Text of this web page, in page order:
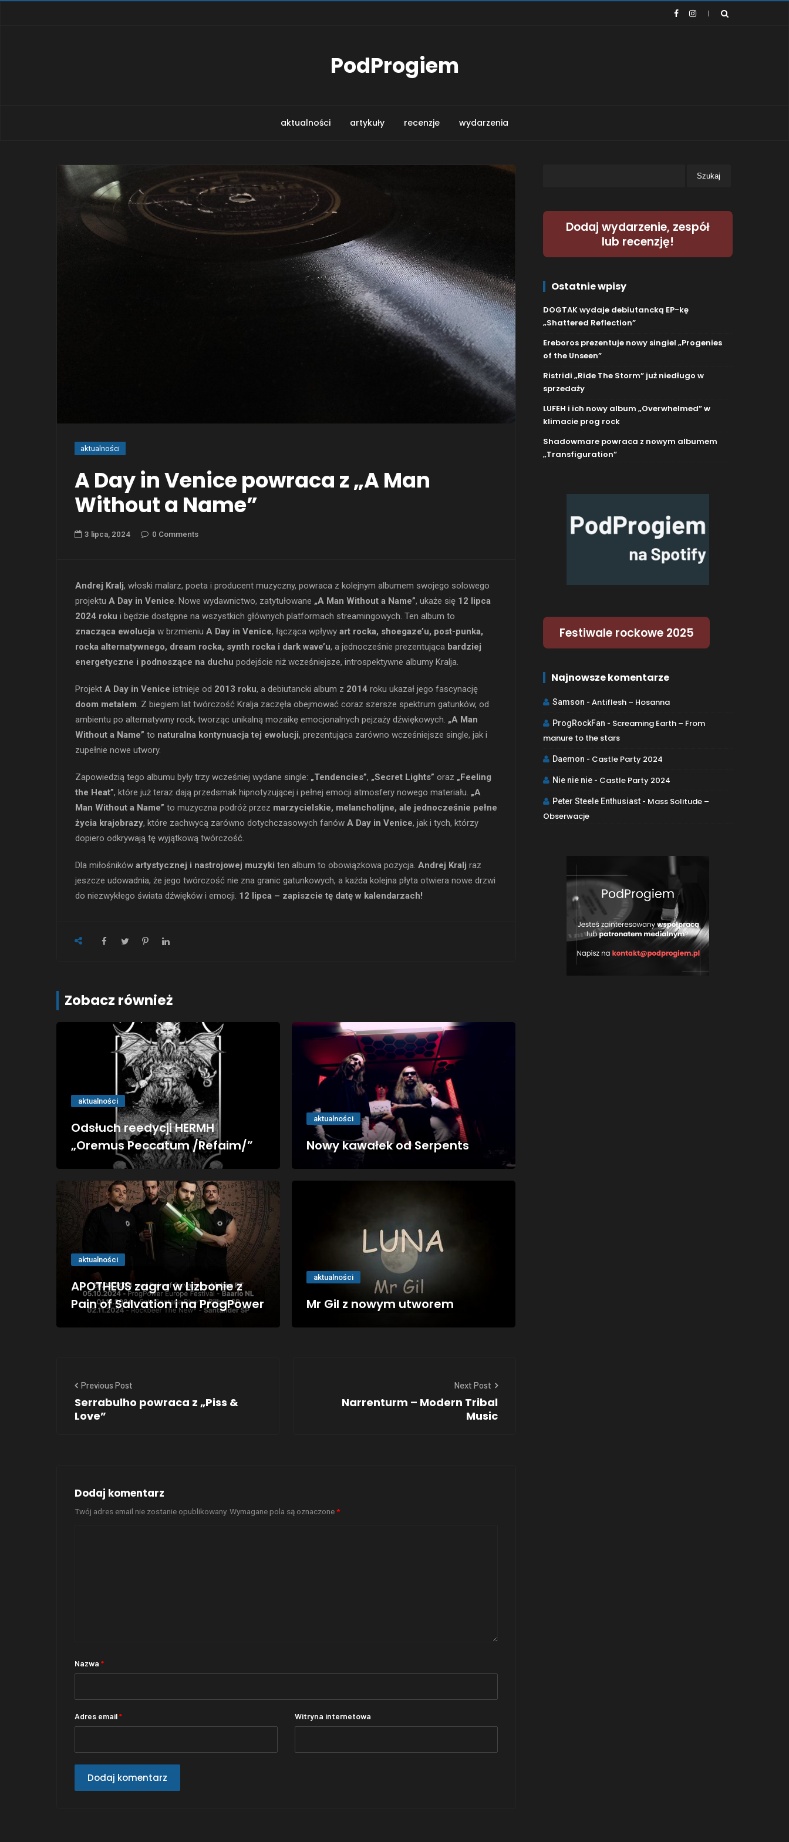
PodProgiem
aktualności artykuły recenzje wydarzenia
aktualności
A Day in Venice powraca z „A Man
Without a Name”
3 lipca, 2024 0 Comments
Andrej Kralj, włoski malarz, poeta i producent muzyczny, powraca z kolejnym albumem swojego solowego
projektu A Day in Venice . Nowe wydawnictwo, zatytułowane „A Man Without a Name”, ukaże się 12 lipca
2024 roku i będzie dostępne na wszystkich głównych platformach streamingowych. Ten album to
znacząca ewolucja w brzmieniu A Day in Venice, łącząca wpływy art rocka, shoegaze’u, post-punka,
rocka alternatywnego, dream rocka, synth rocka i dark wave’u, a jednocześnie prezentująca bardziej
energetyczne i podnoszące na duchu podejście niż wcześniejsze, introspektywne albumy Kralja.
Projekt A Day in Venice istnieje od 2013 roku, a debiutancki album z 2014 roku ukazał jego fascynację
doom metalem . Z biegiem lat twórczość Kralja zaczęła obejmować coraz szersze spektrum gatunków, od
ambientu po alternatywny rock, tworząc unikalną mozaikę emocjonalnych pejzaży dźwiękowych. „A Man
Without a Name” to naturalna kontynuacja tej ewolucji, prezentująca zarówno wcześniejsze single, jak i
zupełnie nowe utwory.
Zapowiedzią tego albumu były trzy wcześniej wydane single: „Tendencies”, „Secret Lights” oraz „Feeling
the Heat”, które już teraz dają przedsmak hipnotyzującej i pełnej emocji atmosfery nowego materiału. „A
Man Without a Name” to muzyczna podróż przez marzycielskie, melancholijne, ale jednocześnie pełne
życia krajobrazy, które zachwycą zarówno dotychczasowych fanów A Day in Venice, jak i tych, którzy
dopiero odkrywają tę wyjątkową twórczość.
Dla miłośników artystycznej i nastrojowej muzyki ten album to obowiązkowa pozycja. Andrej Kralj raz
jeszcze udowadnia, że jego twórczość nie zna granic gatunkowych, a każda kolejna płyta otwiera nowe drzwi
do niezwykłego świata dźwięków i emocji. 12 lipca – zapiszcie tę datę w kalendarzach!
Zobacz również
aktualności
Odsłuch reedycji HERMH
„Oremus Peccatum /Refaim/”
aktualności
Nowy kawałek od Serpents
aktualności
APOTHEUS zagra w Lizbonie z
Pain of Salvation i na ProgPower
aktualności
Mr Gil z nowym utworem
Previous Post
Serrabulho powraca z „Piss &
Love”
Next Post
Narrenturm – Modern Tribal
Music
Dodaj komentarz
Twój adres email nie zostanie opublikowany. Wymagane pola są oznaczone*
Nazwa *
Adres email* Witryna internetowa
Dodaj wydarzenie, zespół
lub recenzję!
Ostatnie wpisy
DOGTAK wydaje debiutancką EP-kę
„Shattered Reflection”
Ereboros prezentuje nowy singiel „Progenies
of the Unseen”
Ristridi „Ride The Storm” już niedługo w
sprzedaży
LUFEH i ich nowy album „Overwhelmed” w
klimacie prog rock
Shadowmare powraca z nowym albumem
„Transfiguration”
Festiwale rockowe 2025
Najnowsze komentarze
Samson -Antiflesh – Hosanna
ProgRockFan - Screaming Earth – From
manure to the stars
Daemon - Castle Party 2024
Nie nie nie - Castle Party 2024
Peter Steele Enthusiast - Mass Solitude –
Obserwacje